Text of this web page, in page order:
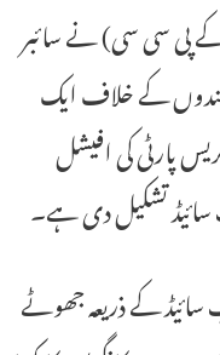
پی سی سی) نے سائبر
کے خلاف ایک
پارٹی کی افیشل
تشکیل دی ہے۔
کے ذریعہ جھوٹے